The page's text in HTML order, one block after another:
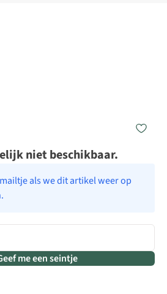
niet beschikbaar.
als we dit artikel weer op
me een seintje